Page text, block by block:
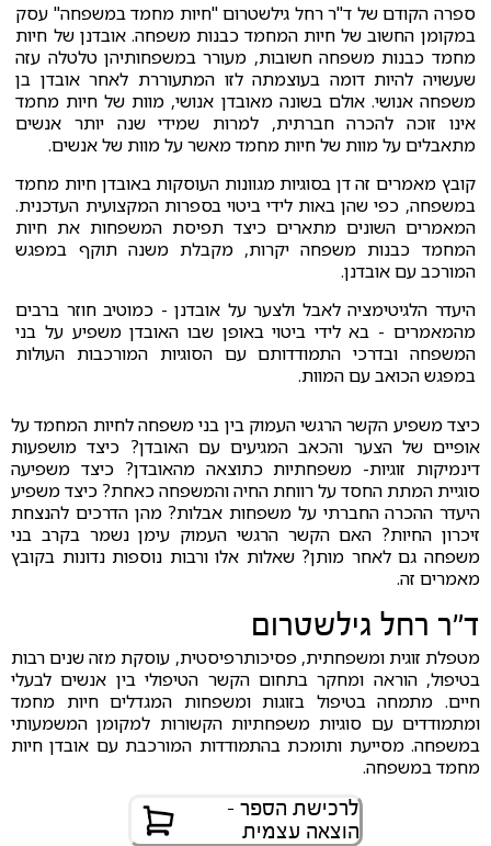
ספרה הקודם של ד"ר רחל גילשטרום "חיות מחמד במשפחה" עסק
במקומן החשוב של חיות המחמד כבנות משפחה. אובדנן של חיות
מחמד כבנות משפחה חשובות, מעורר במשפחותיהן טלטלה עזה
שעשויה להיות דומה בעוצמתה לזו המתעוררת לאחר אובדן בן
משפחה אנושי. אולם בשונה מאובדן אנושי, מוות של חיות מחמד
אינו זוכה להכרה חברתית, למרות שמידי שנה יותר אנשים
מתאבלים על מוות של חיות מחמד מאשר על מוות של אנשים.
קובץ מאמרים זה דן בסוגיות מגוונות העוסקות באובדן חיות מחמד
במשפחה, כפי שהן באות לידי ביטוי בספרות המקצועית העדכנית.
המאמרים השונים מתארים כיצד תפיסת המשפחות את חיות
המחמד כבנות משפחה יקרות, מקבלת משנה תוקף במפגש
המורכב עם אובדנן.
היעדר הלגיטימציה לאבל ולצער על אובדנן - כמוטיב חוזר ברבים
מהמאמרים - בא לידי ביטוי באופן שבו האובדן משפיע על בני
המשפחה ובדרכי התמודדותם עם הסוגיות המורכבות העולות
במפגש הכואב עם המוות.
כיצד משפיע הקשר הרגשי העמוק בין בני משפחה לחיות המחמד על
אופיים של הצער והכאב המגיעים עם האובדן? כיצד מושפעות
דינמיקות זוגיות- משפחתיות כתוצאה מהאובדן? כיצד משפיעה
סוגיית המתת החסד על רווחת החיה והמשפחה כאחת? כיצד משפיע
היעדר ההכרה החברתי על משפחות אבלות? מהן הדרכים להנצחת
זיכרון החיות? האם הקשר הרגשי העמוק עימן נשמר בקרב בני
משפחה גם לאחר מותן? שאלות אלו ורבות נוספות נדונות בקובץ
מאמרים זה.
ד"ר רחל גילשטרום
מטפלת זוגית ומשפחתית, פסיכותרפיסטית, עוסקת מזה שנים רבות
בטיפול, הוראה ומחקר בתחום הקשר הטיפולי בין אנשים לבעלי
חיים. מתמחה בטיפול בזוגות ומשפחות המגדלים חיות מחמד
ומתמודדים עם סוגיות משפחתיות הקשורות למקומן המשמעותי
במשפחה. מסייעת ותומכת בהתמודדות המורכבת עם אובדן חיות
מחמד במשפחה.
לרכישת הספר -
הוצאה עצמית